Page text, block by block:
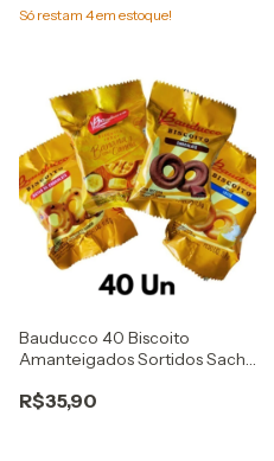
Só restam 4em estoque!
Bauducco 40 Biscoito
Amanteigados Sortidos Sache
R$35,90